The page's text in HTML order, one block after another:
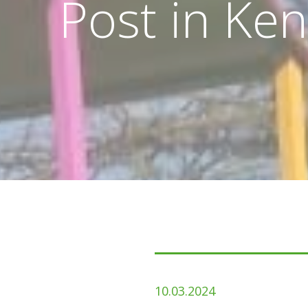
Post in
10.03.2024